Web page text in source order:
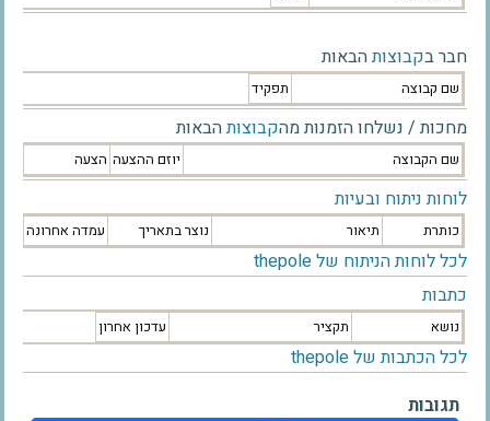
חבר בקבוצותהבאות
שם קבוצה תפקיד
מחכות / נשלחו הזמנות מהקבוצותהבאות
שם הקבוצה יוזם ההצעה הצעה
לוחות ניתוח ובעיות
כותרת תיאור נוצר בתאריך עמדה אחרונה
לכל לוחות הניתוח של thepole
כתבות
נושא תקציר עדכון אחרון
לכל הכתבות של thepole
תגובות